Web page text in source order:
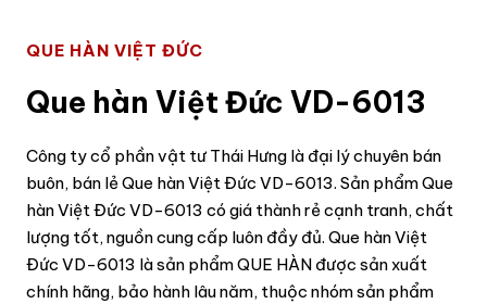
QUE HÀN VIỆT ĐỨC
Que hàn Việt Đức VD-6013
Công ty cổ phần vật tư Thái Hưng là đại lý chuyên bán
buôn, bán lẻ Que hàn Việt Đức VD-6013. Sản phẩm Que
hàn Việt Đức VD-6013 có giá thành rẻ cạnh tranh, chất
lượng tốt, nguồn cung cấp luôn đầy đủ. Que hàn Việt
Đức VD-6013 là sản phẩm QUE HÀN được sản xuất
chính hãng, bảo hành lâu năm, thuộc nhóm sản phẩm